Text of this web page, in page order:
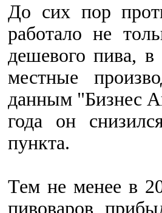
До сих пор
работало не
дешевого пива,
местные
данным "Бизнес
года он
пункта.
Тем не менее в
пивоваров